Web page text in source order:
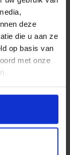
deze
die u aan ze
op basis van
met onze
maar
zelf het
een
zij een
van
en
na.”